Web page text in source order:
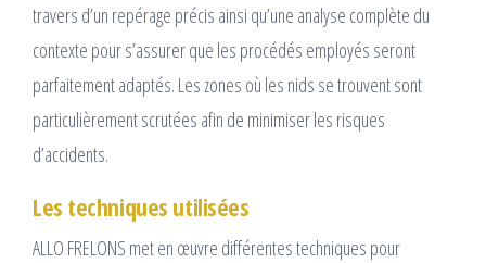
travers d’un repérage précis ainsi qu’une analyse complète du
contexte pour s’assurer que les procédés employés seront
parfaitement adaptés. Les zones où les nids se trouvent sont
particulièrement scrutées afin de minimiser les risques
d’accidents.
Les techniques utilisées
ALLO FRELONS met en œuvre différentes techniques pour